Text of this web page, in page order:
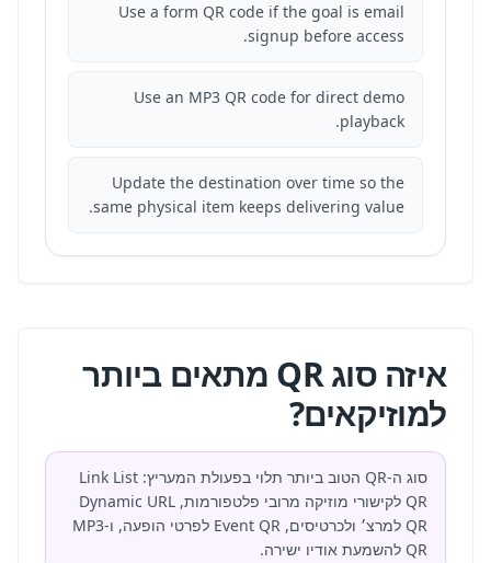
Use a form QR code if the goal is email
signup before access.
Use an MP3 QR code for direct demo
playback.
Update the destination over time so the
same physical item keeps delivering value.
איזה סוג QR מתאים ביותר
למוזיקאים?
סוג ה-QR הטוב ביותר תלוי בפעולת המעריץ: Link List
QR לקישורי מוזיקה מרובי פלטפורמות, Dynamic URL
QR למרצ׳ ולכרטיסים, Event QR לפרטי הופעה, ו-MP3
QR להשמעת אודיו ישירה.